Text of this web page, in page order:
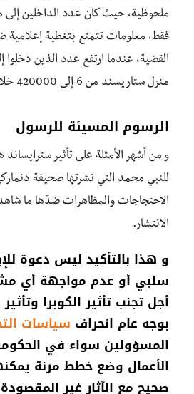
فقط، معلومات تتمتع بتغطية إعلامية
القضية، عندما ارتفع عدد الذين دخلوا
منزل ستاريسند من 6 إلى 420000 خلال شهر واحد.
الرسوم المسيئة للرسول
و من أشهر الأمثلة على تأثير
للنبي محمد التي نشرتها صحيفة
الاحتجاجات والمظاهرات ضدّها ما
الانتشار.
و هذا بالتأكيد ليس دعوة
سلبي أو عدم مواجهة أي
أجل تجنب تأثير الكوبرا
بوجه عام انحراف سياسات
المسؤولين سواء في
الأعمال وضع خطط مرنة
صحيح مع الآثار غير